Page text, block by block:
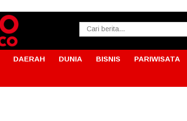
DAERAH DUNIA BISNIS PARIWISATA